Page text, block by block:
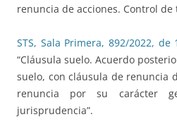
renuncia de acciones. Control de
STS, Sala Primera, 892/2022,
“Cláusula suelo. Acuerdo
suelo, con cláusula de renuncia
renuncia por su carácter
jurisprudencia”.